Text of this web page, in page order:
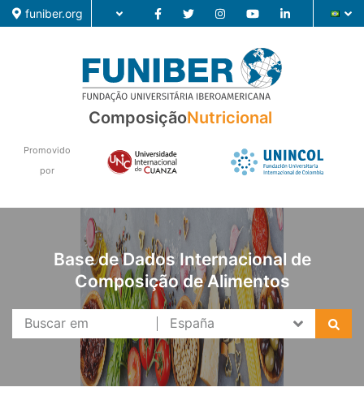
funiber.org
Formação
Pesquisa
Notícias
ComposiçãoNutricional
Promovido
por
Base de Dados Internacional de
Composição de Alimentos